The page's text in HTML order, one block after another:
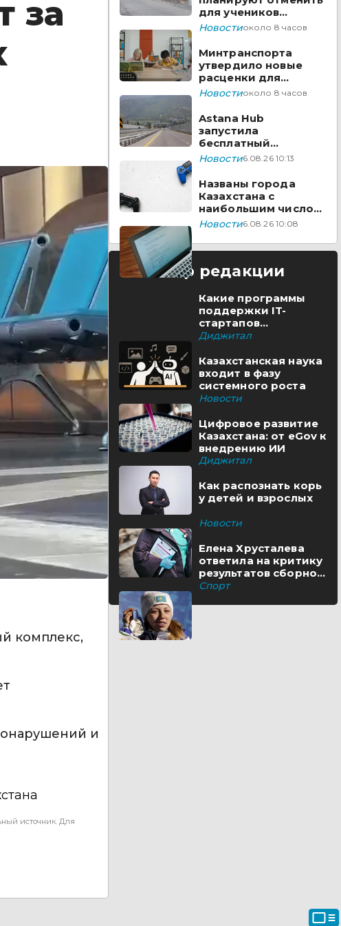
за
комплекс,
и
источник. Для
для учеников
начальных классов в
Новостиоколо 8 часов
Минтранспорта
утвердило новые
расценки для
проезда по БАКАД
Новостиоколо 8 часов
Astana Hub
запустила
бесплатный
акселератор для
видеоигр
Новости6.08.26 10:13
Названы города
Казахстана с
наибольшим числом
вакансий на Enbek.kz
Новости6.08.26 10:08
Выбор редакции
Какие программы
поддержки IT-
стартапов
реализуются в
Диджитал
Казахстанская наука
входит в фазу
системного роста
Новости
Цифровое развитие
Казахстана: от eGov к
внедрению ИИ
Диджитал
Как распознать корь
у детей и взрослых
Новости
Елена Хрусталева
ответила на критику
результатов сборной
Казахстана
Спорт